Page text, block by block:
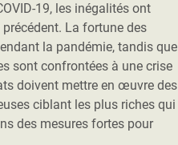
19, les inégalités ont
La fortune des
la pandémie, tandis que
sont confrontées à une crise
doivent mettre en œuvre des
ciblant les plus riches qui
des mesures fortes pour